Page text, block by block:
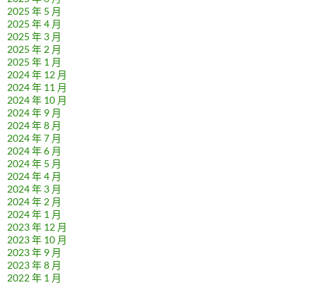
2025 年 5 月
2025 年 4 月
2025 年 3 月
2025 年 2 月
2025 年 1 月
2024 年 12 月
2024 年 11 月
2024 年 10 月
2024 年 9 月
2024 年 8 月
2024 年 7 月
2024 年 6 月
2024 年 5 月
2024 年 4 月
2024 年 3 月
2024 年 2 月
2024 年 1 月
2023 年 12 月
2023 年 10 月
2023 年 9 月
2023 年 8 月
2022 年 1 月